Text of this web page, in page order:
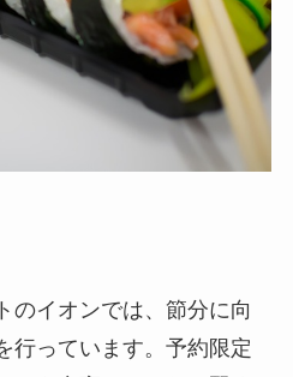
のイオンでは、節分に向
行っています。予約限定